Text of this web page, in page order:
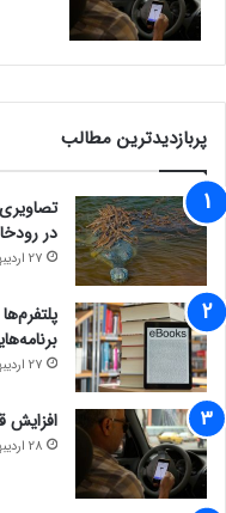
پربازدیدترین مطالب
در
27 اردیبهشت 1401
27 اردیبهشت 1401
افزایش
28 اردیبهشت 1401